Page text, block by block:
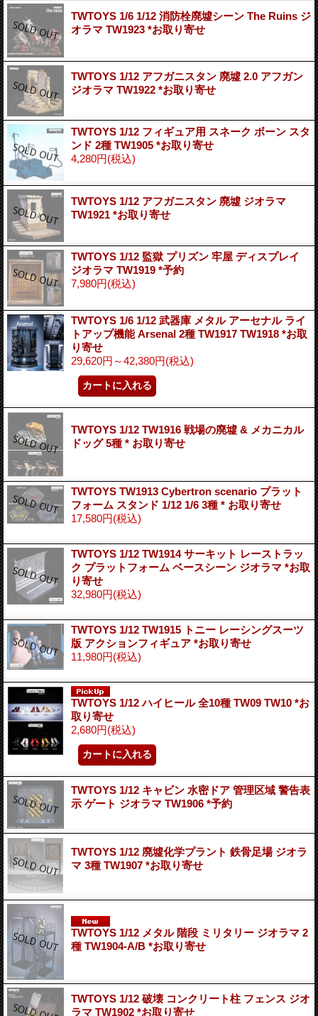
TWTOYS 1/6 1/12 消防栓廃墟シーン The Ruins ジ
オラマ TW1923 *お取り寄せ
TWTOYS 1/12 アフガニスタン 廃墟 2.0 アフガン
ジオラマ TW1922 *お取り寄せ
TWTOYS 1/12 フィギュア用 スネーク ボーン スタ
ンド 2種 TW1905 *お取り寄せ
4,280円(税込)
TWTOYS 1/12 アフガニスタン 廃墟 ジオラマ
TW1921 *お取り寄せ
TWTOYS 1/12 監獄 プリズン 牢屋 ディスプレイ
ジオラマ TW1919 *予約
7,980円(税込)
TWTOYS 1/6 1/12 武器庫 メタル アーセナル ライ
トアップ機能 Arsenal 2種 TW1917 TW1918 *お取
り寄せ
29,620円～42,380円(税込)
TWTOYS 1/12 TW1916 戦場の廃墟 & メカニカル
ドッグ 5種 * お取り寄せ
TWTOYS TW1913 Cybertron scenario プラット
フォーム スタンド 1/12 1/6 3種 * お取り寄せ
17,580円(税込)
TWTOYS 1/12 TW1914 サーキット レーストラッ
ク プラットフォーム ベースシーン ジオラマ *お取
り寄せ
32,980円(税込)
TWTOYS 1/12 TW1915 トニー レーシングスーツ
版 アクションフィギュア *お取り寄せ
11,980円(税込)
TWTOYS 1/12 ハイヒール 全10種 TW09 TW10 *お
取り寄せ
2,680円(税込)
TWTOYS 1/12 キャビン 水密ドア 管理区域 警告表
示 ゲート ジオラマ TW1906 *予約
TWTOYS 1/12 廃墟化学プラント 鉄骨足場 ジオラ
マ 3種 TW1907 *お取り寄せ
TWTOYS 1/12 メタル 階段 ミリタリー ジオラマ 2
種 TW1904-A/B *お取り寄せ
TWTOYS 1/12 破壊 コンクリート柱 フェンス ジオ
ラマ TW1902 *お取り寄せ